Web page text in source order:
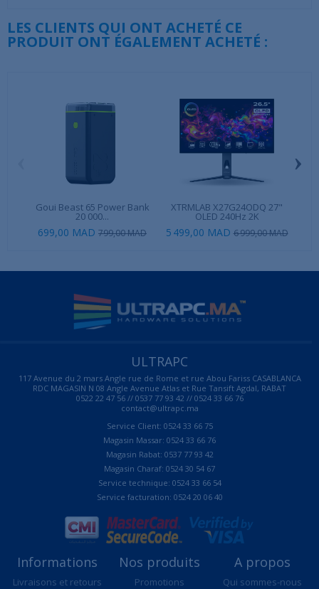
LES CLIENTS QUI ONT ACHETÉ CE
PRODUIT ONT ÉGALEMENT ACHETÉ :
Goui Beast 65 Power Bank
20 000...
699,00 MAD 799,00 MAD
XTRMLAB X27G24ODQ 27"
OLED 240Hz 2K
5 499,00 MAD 6 999,00 MAD
›
ULTRAPC
117 Avenue du 2 mars Angle rue de Rome et rue Abou Fariss CASABLANCA
RDC MAGASIN N 08 Angle Avenue Atlas et Rue Tansift Agdal, RABAT
0522 22 47 56 // 0537 77 93 42 // 0524 33 66 76
contact@ultrapc.ma
Service Client: 0524 33 66 75
Magasin Massar: 0524 33 66 76
Magasin Rabat: 0537 77 93 42
Magasin Charaf: 0524 30 54 67
Service technique: 0524 33 66 54
Service facturation: 0524 20 06 40
Informations
Livraisons et retours
Nos produits
Promotions
A propos
Qui sommes-nous